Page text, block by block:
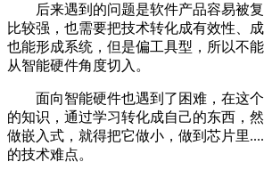
后来遇到的问题是软件产品容易被复
比较强，也需要把技术转化成有效性、
也能形成系统，但是偏工具型，所以不
从智能硬件角度切入。
面向智能硬件也遇到了困难，在这个
的知识，通过学习转化成自己的东西，
做嵌入式，就得把它做小，做到芯片里
的技术难点。